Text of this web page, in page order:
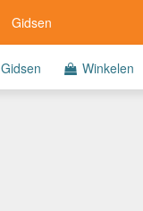
Gidsen
Gidsen Winkelen